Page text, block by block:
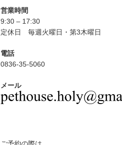
営業時間
9:30 – 17:30
定休日 毎週火曜日・第3木曜日
電話
0836-35-5060
メール
ご予約の際は